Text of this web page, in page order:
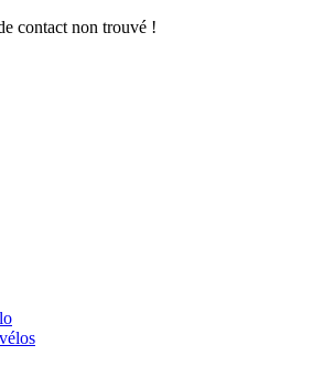
contact non trouvé !